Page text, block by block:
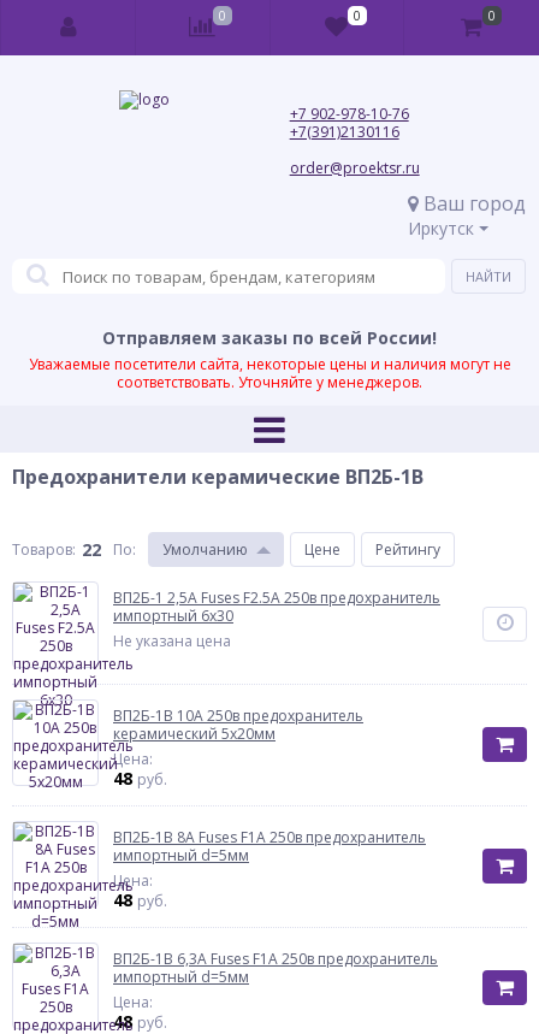
+7 902-978-10-76
+7(391)2130116
order@proektsr.ru
Ваш город
Иркутск
Отправляем заказы по всей России!
Уважаемые посетители сайта, некоторые цены и наличия могут не
соответствовать. Уточняйте у менеджеров.
Предохранители керамические ВП2Б-1В
Товаров: 22 По: Умолчанию Цене Рейтингу
ВП2Б-1 2,5А Fuses F2.5A 250в предохранитель
импортный 6х30
Не указана цена
ВП2Б-1В 10А 250в предохранитель
керамический 5х20мм
Цена:
48 руб.
ВП2Б-1В 8А Fuses F1A 250в предохранитель
импортный d=5мм
Цена:
48 руб.
ВП2Б-1В 6,3А Fuses F1A 250в предохранитель
импортный d=5мм
Цена:
48 руб.
0 0 0